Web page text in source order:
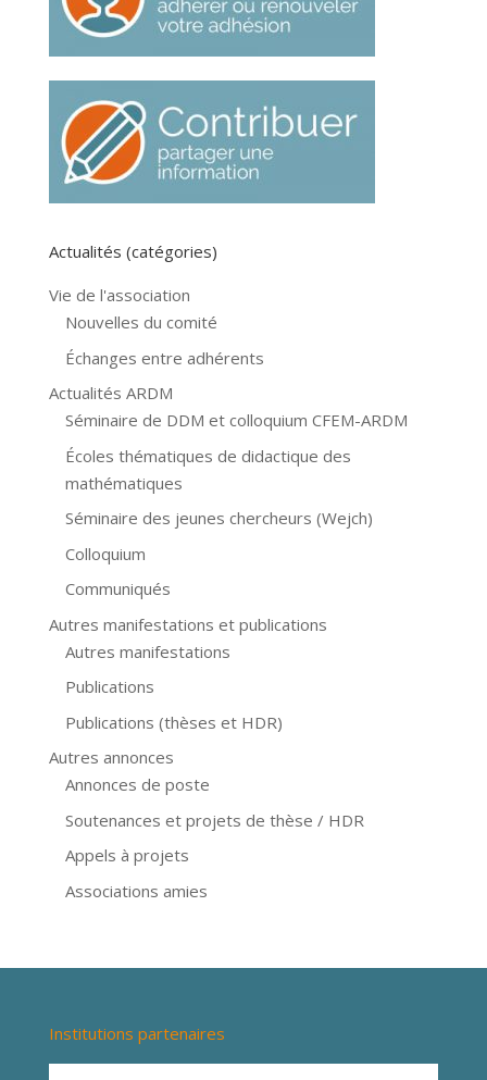
Actualités (catégories)
Vie de l'association
Nouvelles du comité
Échanges entre adhérents
Actualités ARDM
Séminaire de DDM et colloquium CFEM-ARDM
Écoles thématiques de didactique des
mathématiques
Séminaire des jeunes chercheurs (Wejch)
Colloquium
Communiqués
Autres manifestations et publications
Autres manifestations
Publications
Publications (thèses et HDR)
Autres annonces
Annonces de poste
Soutenances et projets de thèse / HDR
Appels à projets
Associations amies
Institutions partenaires